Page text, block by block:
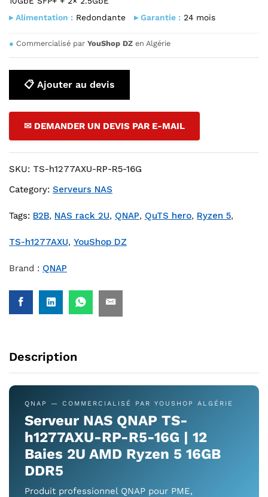
▸ Alimentation : Redondante ▸ Garantie : 24 mois
● Commercialisé par YouShop DZ en Algérie
📋 Ajouter au devis
✉ DEMANDER UN DEVIS PAR E-MAIL
SKU: TS-h1277AXU-RP-R5-16G
Category: Serveurs NAS
Tags: B2B, NAS rack 2U, QNAP, QuTS hero, Ryzen 5,
TS-h1277AXU, YouShop DZ
Brand : QNAP
Description
QNAP — COMMERCIALISÉ PAR YOUSHOP ALGÉRIE
Serveur NAS QNAP TS-
h1277AXU-RP-R5-16G | 12
Baies 2U AMD Ryzen 5 16GB
DDR5
Produit professionnel QNAP pour PME,